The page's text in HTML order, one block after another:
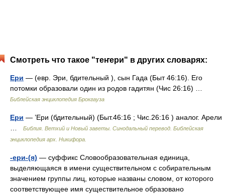
Смотреть что такое "теҥери" в других словарях:
Ери — (евр. Эри, бдительный ), сын Гада (Быт 46:16). Его
потомки образовали один из родов гадитян (Чис 26:16) …
Библейская энциклопедия Брокгауза
Ери — ’Ери (бдительный) (Быт.46:16 ; Чис.26:16 ) аналог. Арели
Библия. Ветхий и Новый заветы. Синодальный перевод. Библейская
энциклопедия арх. Никифора.
-ери-(я) — суффикс Словообразовательная единица,
выделяющаяся в имени существительном с собирательным
значением группы лиц, которые названы словом, от которого
соответствующее имя существительное образовано